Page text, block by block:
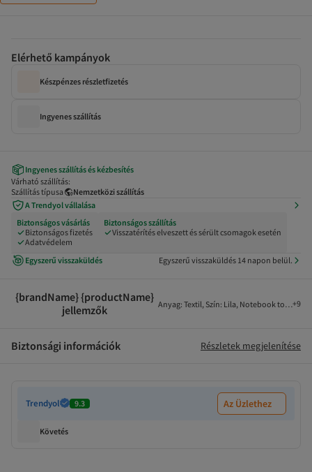
Elérhető kampányok
Készpénzes részletfizetés
Ingyenes szállítás
Ingyenes szállítás és kézbesítés
Várható szállítás:
Szállítás típusa
Nemzetközi szállítás
A Trendyol vállalása
Biztonságos vásárlás
Biztonságos fizetés
Adatvédelem
Biztonságos szállítás
Visszatérítés elveszett és sérült csomagok esetén
Egyszerű visszaküldés Egyszerű visszaküldés 14 napon belül.
{brandName} {productName}
jellemzők
Anyag: Textil, Szín: Lila, Notebook tok +9
Biztonsági információk Részletek megjelenítése
Trendyol 9.3 Az Üzlethez
Követés